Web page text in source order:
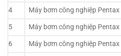
4
Máy bơm công nghiệp Pentax
5
Máy bơm công nghiệp Pentax
6
Máy bơm công nghiệp